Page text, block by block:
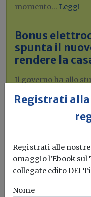
momento... Leggi
Bonus
spunta il
rendere la
Il governo ha allo
Potrebbe
sistema di
comfort
Registrati
Registrati alle
omaggio l’Ebook sul
collegate edito DEI
Nome